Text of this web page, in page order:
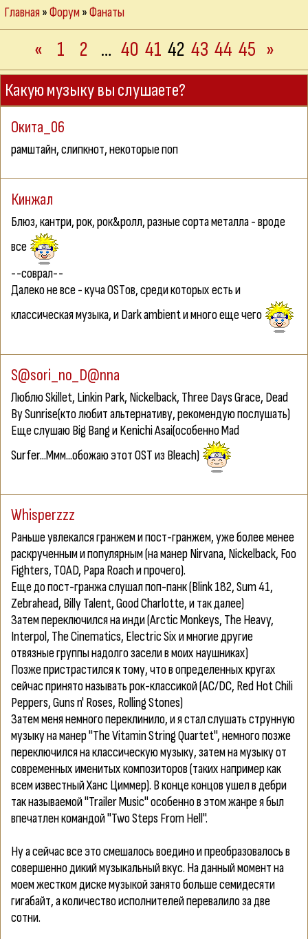
Главная»Форум»Фанаты
« 1 2 … 40 41 42 43 44 45 »
Какую музыку вы слушаете?
Окита_06
рамштайн, слипкнот, некоторые поп
Кинжал
Блюз, кантри, рок, рок&ролл, разные сорта металла - вроде
все
--соврал--
Далеко не все - куча OSTов, среди которых есть и
классическая музыка, и Dark ambient и много еще чего
S@sori_no_D@nna
Люблю Skillet, Linkin Park, Nickelback, Three Days Grace, Dead
By Sunrise(кто любит альтернативу, рекомендую послушать)
Еще слушаю Big Bang и Kenichi Asai(особенно Mad
Surfer...Ммм...обожаю этот OST из Bleach)
Whisperzzz
Раньше увлекался гранжем и пост-гранжем, уже более менее
раскрученным и популярным (на манер Nirvana, Nickelback, Foo
Fighters, TOAD, Papa Roach и прочего).
Еще до пост-гранжа слушал поп-панк (Blink 182, Sum 41,
Zebrahead, Billy Talent, Good Charlotte, и так далее)
Затем переключился на инди (Arctic Monkeys, The Heavy,
Interpol, The Cinematics, Electric Six и многие другие
отвязные группы надолго засели в моих наушниках)
Позже пристрастился к тому, что в определенных кругах
сейчас принято называть рок-классикой (AC/DC, Red Hot Chili
Peppers, Guns n' Roses, Rolling Stones)
Затем меня немного переклинило, и я стал слушать струнную
музыку на манер "The Vitamin String Quartet", немного позже
переключился на классическую музыку, затем на музыку от
современных именитых композиторов (таких например как
всем известный Ханс Циммер). В конце концов ушел в дебри
так называемой "Trailer Music" особенно в этом жанре я был
впечатлен командой "Two Steps From Hell".
Ну а сейчас все это смешалось воедино и преобразовалось в
совершенно дикий музыкальный вкус. На данный момент на
моем жестком диске музыкой занято больше семидесяти
гигабайт, а количество исполнителей перевалило за две
сотни.